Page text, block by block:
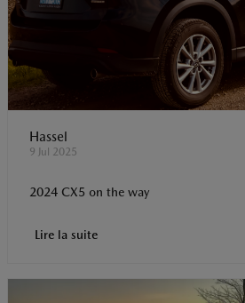
Hassel
9 Jul 2025
2024 CX5 on the way
Lire la suite